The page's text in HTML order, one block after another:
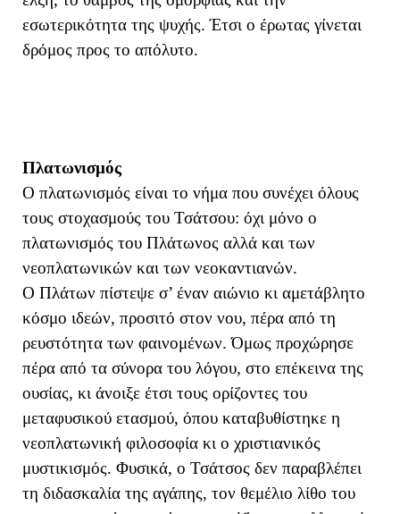
εσωτερικότητα της ψυχής. Έτσι ο έρωτας γίνεται
δρόμος προς το απόλυτο.
Πλατωνισμός
Ο πλατωνισμός είναι το νήμα που συνέχει όλους
τους στοχασμούς του Τσάτσου: όχι μόνο ο
πλατωνισμός του Πλάτωνος αλλά και των
νεοπλατωνικών και των νεοκαντιανών.
Ο Πλάτων πίστεψε σ’ έναν αιώνιο κι αμετάβλητο
κόσμο ιδεών, προσιτό στον νου, πέρα από τη
ρευστότητα των φαινομένων. Όμως προχώρησε
πέρα από τα σύνορα του λόγου, στο επέκεινα της
ουσίας, κι άνοιξε έτσι τους ορίζοντες του
μεταφυσικού ετασμού, όπου καταβυθίστηκε η
νεοπλατωνική φιλοσοφία κι ο χριστιανικός
μυστικισμός. Φυσικά, ο Τσάτσος δεν παραβλέπει
τη διδασκαλία της αγάπης, τον θεμέλιο λίθο του